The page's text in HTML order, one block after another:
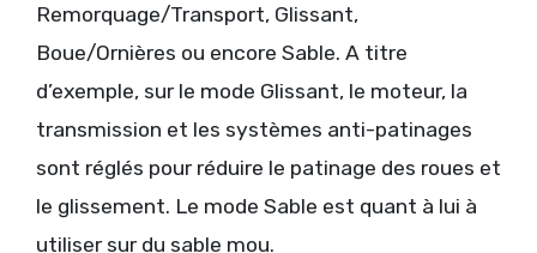
Remorquage/Transport, Glissant,
Boue/Ornières ou encore Sable. A titre
d’exemple, sur le mode Glissant, le moteur, la
transmission et les systèmes anti-patinages
sont réglés pour réduire le patinage des roues et
le glissement. Le mode Sable est quant à lui à
utiliser sur du sable mou.